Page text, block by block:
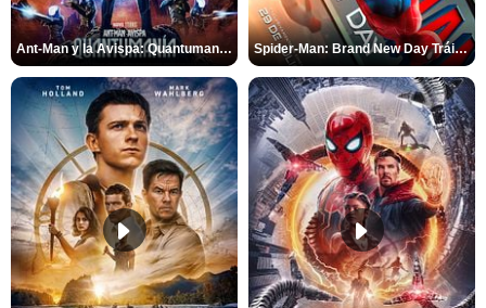
Ant-Man y la Avispa: Quantumanía Tráiler (2) Spider-Man: Brand New Day Tráiler (3)